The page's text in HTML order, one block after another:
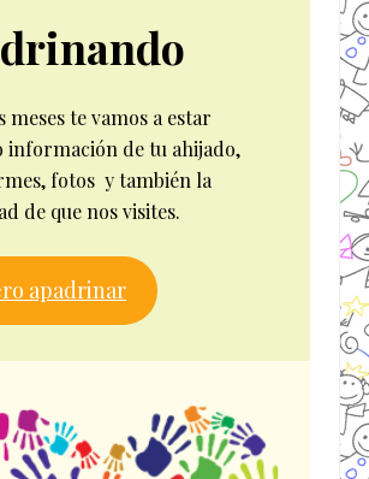
meses te vamos a estar
información de tu ahijado,
fotos y también la
de que nos visites.
apadrinar